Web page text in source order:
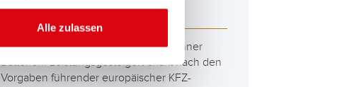
Alle zulassen
AGM 570 01
Die besten und leistungsfähigsten Banner
Batterien. Leistungsgesteigert exakt nach den
Vorgaben führender europäischer KFZ-